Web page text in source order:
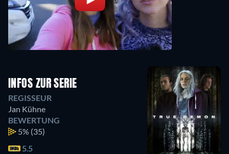
INFOS ZUR SERIE
REGISSEUR
Jan Kühne
BEWERTUNG
5% (35)
5.5